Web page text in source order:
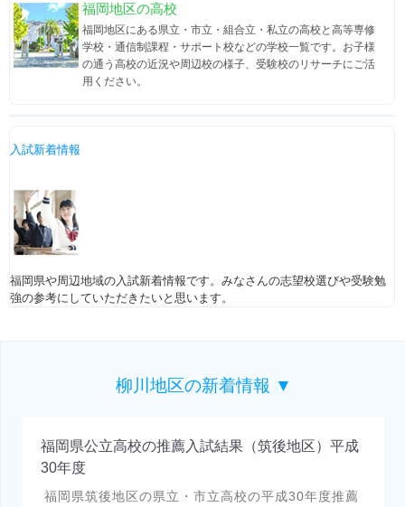
福岡地区の高校
福岡地区にある県立・市立・組合立・私立の高校と高等専修
学校・通信制課程・サポート校などの学校一覧です。お子様
の通う高校の近況や周辺校の様子、受験校のリサーチにご活
用ください。
入試新着情報
福岡県や周辺地域の入試新着情報です。みなさんの志望校選びや受験勉
強の参考にしていただきたいと思います。
柳川地区の新着情報 ▼
福岡県公立高校の推薦入試結果（筑後地区）平成
30年度
福岡県筑後地区の県立・市立高校の平成30年度推薦